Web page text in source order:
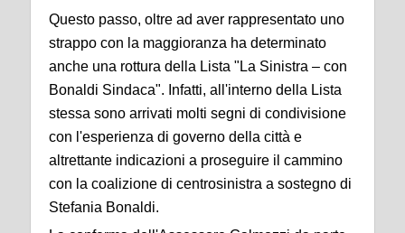
Questo passo, oltre ad aver rappresentato uno
strappo con la maggioranza ha determinato
anche una rottura della Lista "La Sinistra – con
Bonaldi Sindaca". Infatti, all'interno della Lista
stessa sono arrivati molti segni di condivisione
con l'esperienza di governo della città e
altrettante indicazioni a proseguire il cammino
con la coalizione di centrosinistra a sostegno di
Stefania Bonaldi.